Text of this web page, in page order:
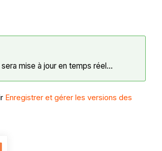
mise à jour en temps réel...
Enregistrer et gérer les versions des